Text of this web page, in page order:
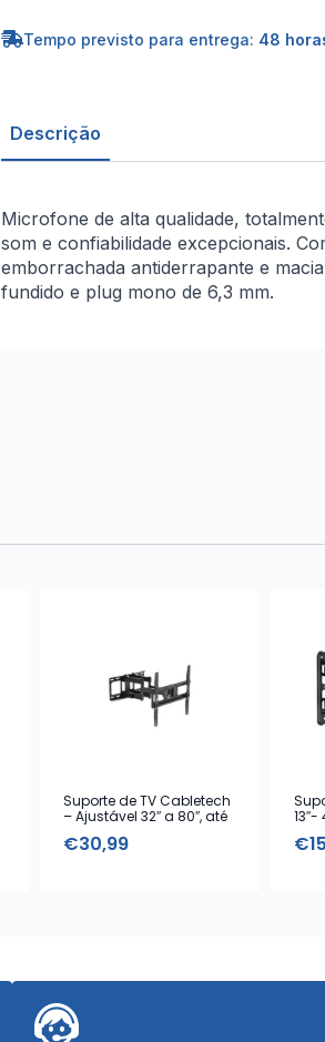
para
6m
Tempo previsto para entrega: 48
Descrição
Microfone de alta qualidade,
som e confiabilidade excepcionais.
emborrachada antiderrapante e
fundido e plug mono de 6,3 mm.
Suporte de TV Cabletech
– Ajustável 32″ a 80″, até
€30,99
13″-
€